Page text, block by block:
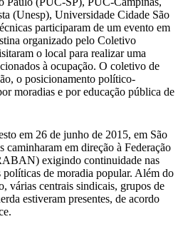
(Unesp), Universidade Cidade São
participaram de um evento em
organizado pelo Coletivo
o local para realizar uma
à ocupação. O coletivo de
o posicionamento político-
moradias e por educação pública de
em 26 de junho de 2015, em São
caminharam em direção à Federação
exigindo continuidade nas
políticas de moradia popular. Além do
várias centrais sindicais, grupos de
estiveram presentes, de acordo